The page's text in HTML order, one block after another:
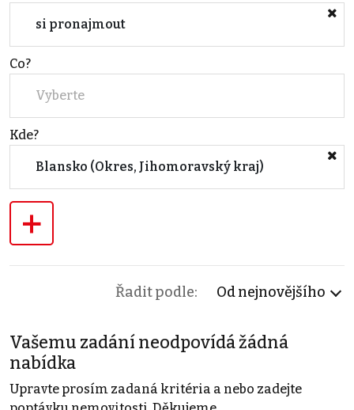
si pronajmout
Co?
Vyberte
Kde?
Blansko (Okres, Jihomoravský kraj)
+
Řadit podle: Od nejnovějšího
Vašemu zadání neodpovídá žádná
nabídka
Upravte prosím zadaná kritéria a nebo zadejte